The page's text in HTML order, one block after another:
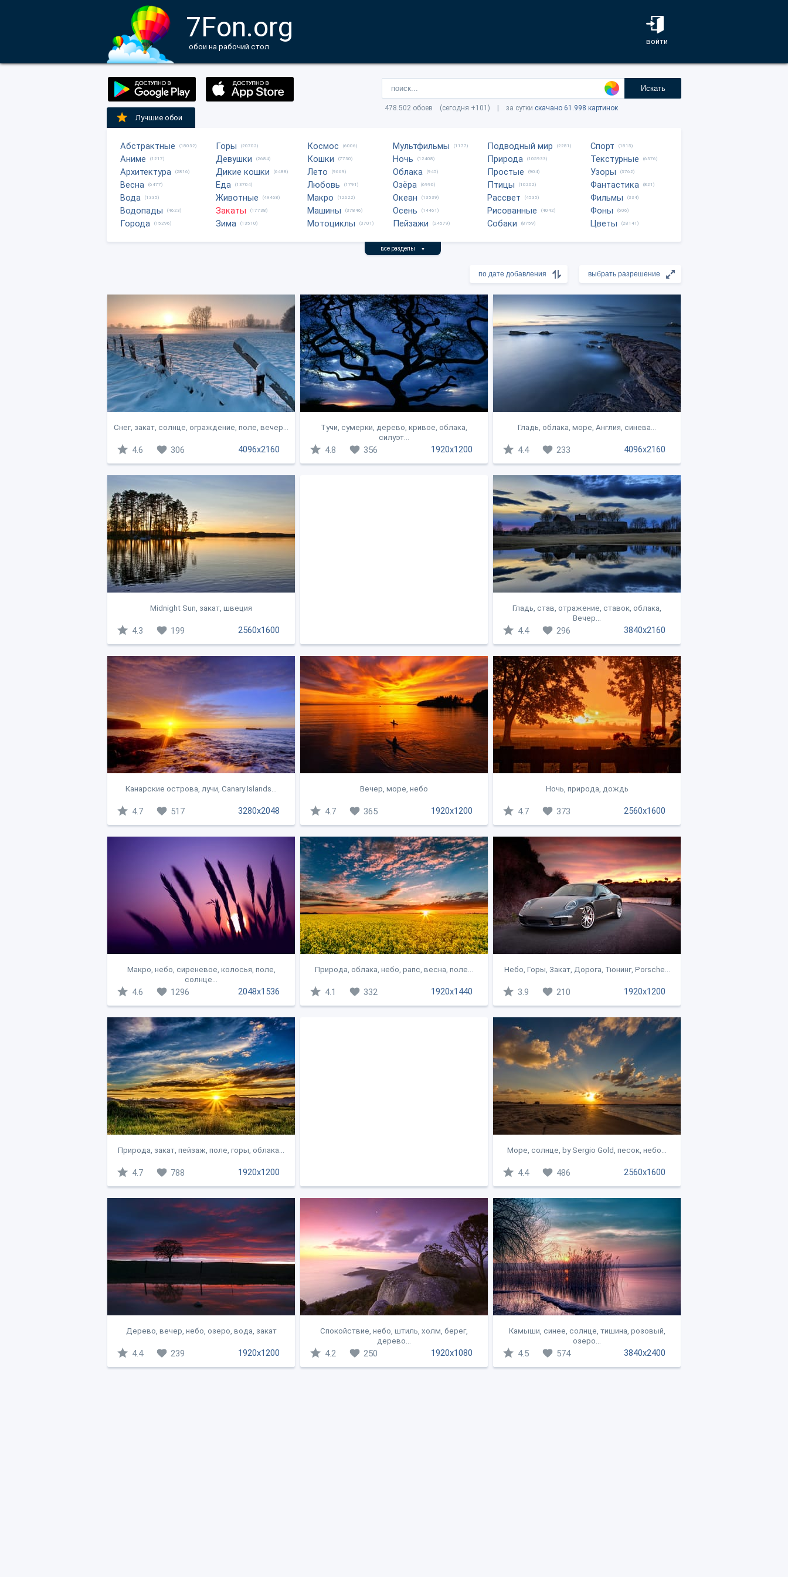
7Fon.org
обои на рабочий стол
войти
Искать
478.502 обоев (сегодня +101) | за сутки скачано 61.998 картинок
Лучшие обои
Абстрактные (18032)
Аниме (1217)
Архитектура (2816)
Весна (6477)
Вода (1335)
Водопады (4623)
Города (15296)
Горы (20702)
Девушки (2684)
Дикие кошки (6488)
Еда (13704)
Животные (49468)
Закаты (17738)
Зима (13510)
Космос (6006)
Кошки (7730)
Лето (9669)
Любовь (1791)
Макро (12622)
Машины (37846)
Мотоциклы (3701)
Мультфильмы (1177)
Ночь (12408)
Облака (945)
Озёра (6990)
Океан (13539)
Осень (14461)
Пейзажи (24579)
Подводный мир (2281)
Природа (105933)
Простые (904)
Птицы (10202)
Рассвет (4535)
Рисованные (4042)
Собаки (8759)
Спорт (1815)
Текстурные (6376)
Узоры (3762)
Фантастика (821)
Фильмы (334)
Фоны (606)
Цветы (28141)
все разделы ▼
Снег, закат, солнце, ограждение, поле, вечер...
4096x2160
4.6 306
Тучи, сумерки, дерево, кривое, облака,
силуэт...
1920x1200
4.8 356
Гладь, облака, море, Англия, синева...
4096x2160
4.4 233
Midnight Sun, закат, швеция
2560x1600
4.3 199
Гладь, став, отражение, ставок, облака,
Вечер...
3840x2160
4.4 296
Канарские острова, лучи, Canary Islands...
3280x2048
4.7 517
Вечер, море, небо
1920x1200
4.7 365
Ночь, природа, дождь
2560x1600
4.7 373
Макро, небо, сиреневое, колосья, поле,
солнце...
2048x1536
4.6 1296
Природа, облака, небо, рапс, весна, поле...
1920x1440
4.1 332
Небо, Горы, Закат, Дорога, Тюнинг, Porsche...
1920x1200
3.9 210
Природа, закат, пейзаж, поле, горы, облака...
1920x1200
4.7 788
Море, солнце, by Sergio Gold, песок, небо...
2560x1600
4.4 486
Дерево, вечер, небо, озеро, вода, закат
1920x1200
4.4 239
Спокойствие, небо, штиль, холм, берег,
дерево...
1920x1080
4.2 250
Камыши, синее, солнце, тишина, розовый,
озеро...
3840x2400
4.5 574